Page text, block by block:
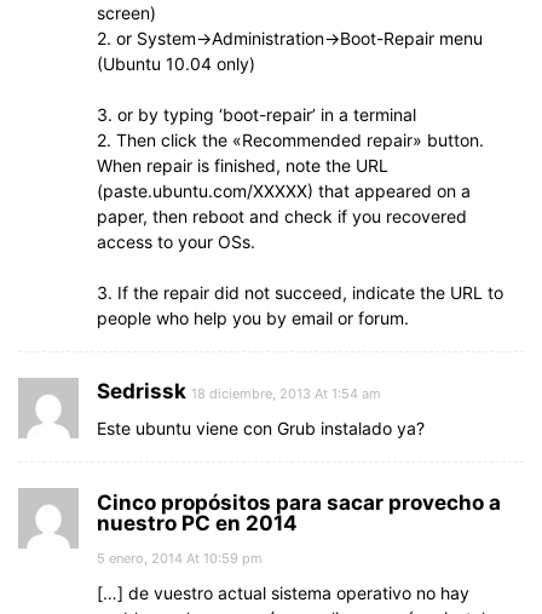
screen)
2. or System->Administration->Boot-Repair menu
(Ubuntu 10.04 only)
3. or by typing ‘boot-repair’ in a terminal
2. Then click the «Recommended repair» button.
When repair is finished, note the URL
(paste.ubuntu.com/XXXXX) that appeared on a
paper, then reboot and check if you recovered
access to your OSs.
3. If the repair did not succeed, indicate the URL to
people who help you by email or forum.
Sedrissk 18 diciembre, 2013 At 1:54 am
Este ubuntu viene con Grub instalado ya?
Cinco propósitos para sacar provecho a
nuestro PC en 2014
5 enero, 2014 At 10:59 pm
[…] de vuestro actual sistema operativo no hay